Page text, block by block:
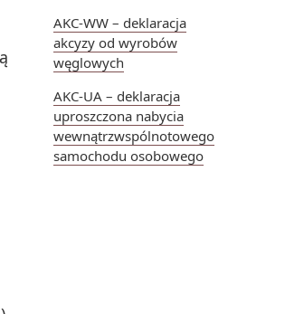
AKC-WW – deklaracja
akcyzy od wyrobów
węglowych
AKC-UA – deklaracja
uproszczona nabycia
wewnątrzwspólnotowego
samochodu osobowego